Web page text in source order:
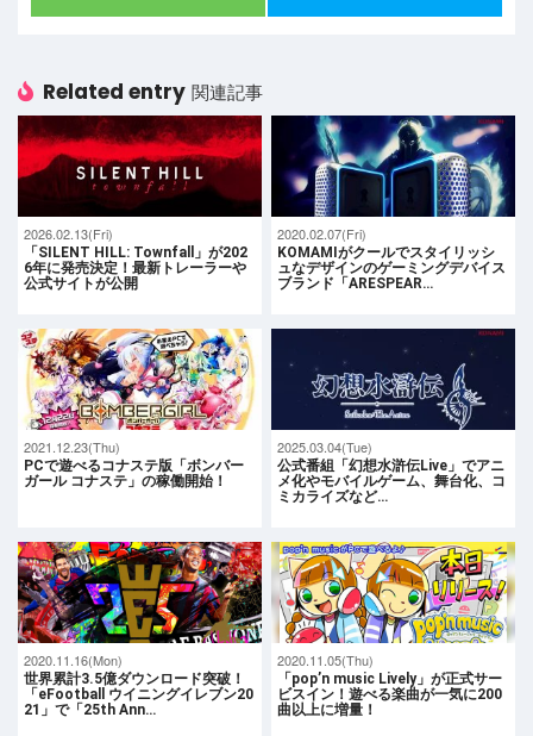
Related entry 関連記事
2026.02.13(Fri)
「SILENT HILL: Townfall」が202
6年に発売決定！最新トレーラーや
公式サイトが公開
2020.02.07(Fri)
KOMAMIがクールでスタイリッシ
ュなデザインのゲーミングデバイス
ブランド「ARESPEAR…
2021.12.23(Thu)
PCで遊べるコナステ版「ボンバー
ガール コナステ」の稼働開始！
2025.03.04(Tue)
公式番組「幻想水滸伝Live」でアニ
メ化やモバイルゲーム、舞台化、コ
ミカライズなど…
2020.11.16(Mon)
世界累計3.5億ダウンロード突破！
「eFootball ウイニングイレブン20
21」で「25th Ann…
2020.11.05(Thu)
「pop’n music Lively」が正式サー
ビスイン！遊べる楽曲が一気に200
曲以上に増量！